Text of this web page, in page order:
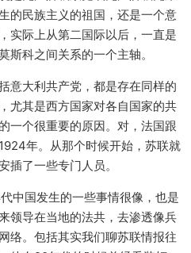
的民族主义的祖国，还是一个意
实际上从第二国际以后，一直是
斯科之间关系的一个主轴。
意大利共产党，都是存在同样的
尤其是西方国家对各自国家的共
一个很重要的原因。对，法国跟
年。从那个时候开始，苏联就
插了一些专门人员。
中国发生的一些事情很像，也是
领导在当地的法共，去渗透像兵
络。包括其实我们聊苏联情报往